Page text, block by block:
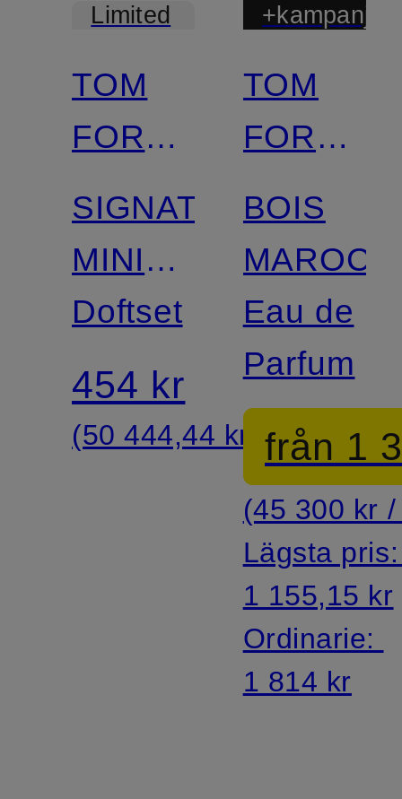
Limited
Nytt
TOM
FORD
BEAUTY
SIGNATURE
MINI
DISCOVERY
SET
Doftset
454 kr
(50 444,44 kr / 1 l)
TOM
FORD
BEAUTY
BOIS
Eau de
Parfum
från 1
(45 300 kr
Lägsta
1 155,15 kr
Ordinarie:
1 814 kr